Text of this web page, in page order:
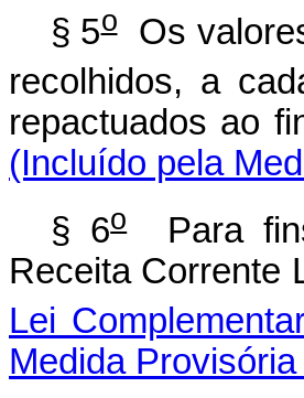
§ 5oOs
recolhidos, a
repactuados ao
(Incluído pela
§ 6oPara fins
Receita Corrente
Lei
Medida